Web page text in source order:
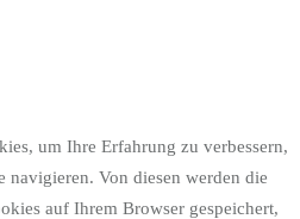
um Ihre Erfahrung zu verbessern,
navigieren. Von diesen werden die
auf Ihrem Browser gespeichert,